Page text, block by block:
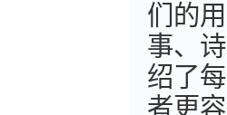
们的
事、
绍了
者更